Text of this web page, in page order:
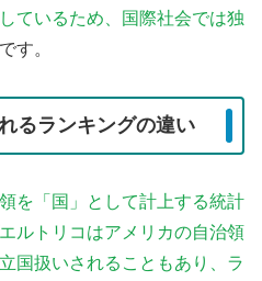
ているため、国際社会では独
す。
るランキングの違い
を「国」として計上する統計
ルトリコはアメリカの自治領
国扱いされることもあり、ラ